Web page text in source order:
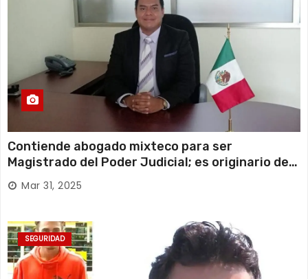
Contiende abogado mixteco para ser
Magistrado del Poder Judicial; es originario de
Huajuapan de León
Mar 31, 2025
SEGURIDAD